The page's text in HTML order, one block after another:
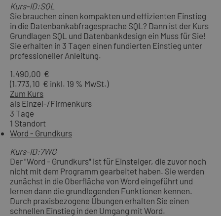
Kurs-ID:SQL
Sie brauchen einen kompakten und effizienten Einstieg
in die Datenbankabfragesprache SQL? Dann ist der Kurs
Grundlagen SQL und Datenbankdesign ein Muss für Sie!
Sie erhalten in 3 Tagen einen fundierten Einstieg unter
professioneller Anleitung.
1.490,00 €
(1.773,10 € inkl. 19 % MwSt.)
Zum Kurs
als Einzel-/Firmenkurs
3 Tage
1 Standort
Word - Grundkurs
Kurs-ID:7WG
Der "Word - Grundkurs" ist für Einsteiger, die zuvor noch
nicht mit dem Programm gearbeitet haben. Sie werden
zunächst in die Oberfläche von Word eingeführt und
lernen dann die grundlegenden Funktionen kennen.
Durch praxisbezogene Übungen erhalten Sie einen
schnellen Einstieg in den Umgang mit Word.